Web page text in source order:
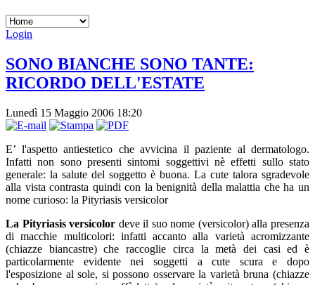
Login
SONO BIANCHE SONO TANTE:
RICORDO DELL'ESTATE
Lunedì 15 Maggio 2006 18:20
E’ l'aspetto antiestetico che avvicina il paziente al dermatologo.
Infatti non sono presenti sintomi soggettivi nè effetti sullo stato
generale: la salute del soggetto è buona. La cute talora sgradevole
alla vista contrasta quindi con la benignità della malattia che ha un
nome curioso: la Pityriasis versicolor
La Pityriasis versicolor deve il suo nome (versicolor) alla presenza
di macchie multicolori: infatti accanto alla varietà acromizzante
(chiazze biancastre) che raccoglie circa la metà dei casi ed è
particolarmente evidente nei soggetti a cute scura e dopo
l'esposizione al sole, si possono osservare la varietà bruna (chiazze